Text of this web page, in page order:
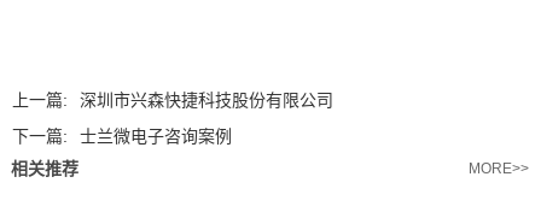
上一篇:
深圳市兴森快捷科技股份有限公司
下一篇:
士兰微电子咨询案例
相关推荐
MORE>>